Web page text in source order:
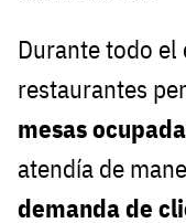
Durante todo el
restaurantes
mesas
atendía de
demanda de